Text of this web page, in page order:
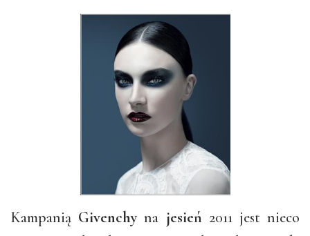
Kampanią Givenchy na jesień 2011 jest nieco